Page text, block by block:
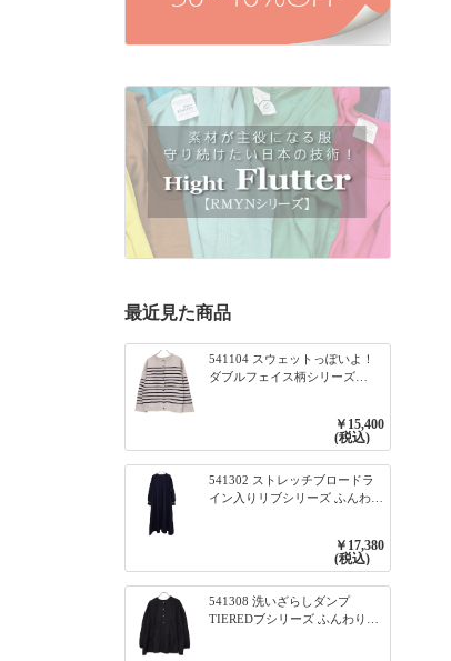
最近見た商品
541104 スウェットっぽいよ！
ダブルフェイス柄シリーズ
ージュ×ネイビー／レッド￥15,400
(税込)
541302 ストレッチブロードラ
イン入りリブシリーズ ふんわり
￥17,380
(税込)
541308 洗いざらしダンプ
TIEREDブシリーズ ふんわりテ